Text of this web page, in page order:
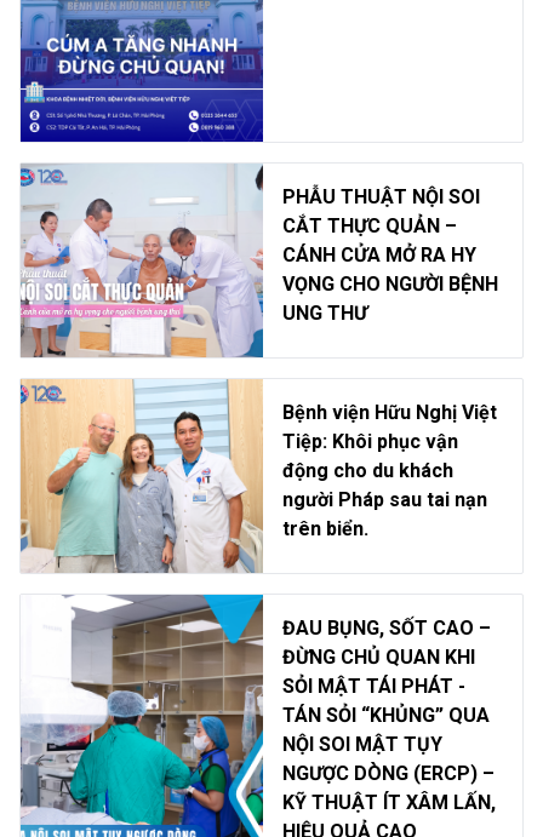
PHẪU THUẬT NỘI SOI
CẮT THỰC QUẢN –
CÁNH CỬA MỞ RA HY
VỌNG CHO NGƯỜI BỆNH
UNG THƯ
Bệnh viện Hữu Nghị Việt
Tiệp: Khôi phục vận
động cho du khách
người Pháp sau tai nạn
trên biển.
ĐAU BỤNG, SỐT CAO –
ĐỪNG CHỦ QUAN KHI
SỎI MẬT TÁI PHÁT -
TÁN SỎI “KHỦNG” QUA
NỘI SOI MẬT TỤY
NGƯỢC DÒNG (ERCP) –
KỸ THUẬT ÍT XÂM LẤN,
HIỆU QUẢ CAO